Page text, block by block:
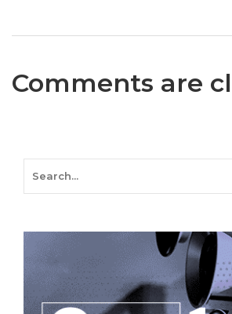
Comments are